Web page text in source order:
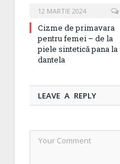
12 MARTIE 2024
Cizme de primavara
pentru femei – de la
piele sintetică pana la
dantela
LEAVE A REPLY